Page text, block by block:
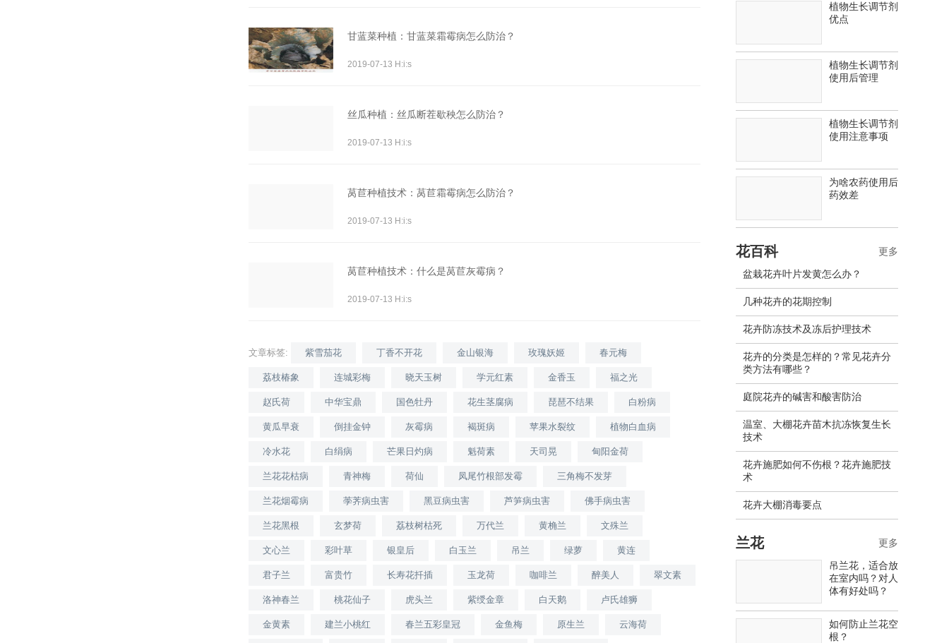
甘蓝菜种植：甘蓝菜霜霉病怎么防治？
2019-07-13 H:i:s
丝瓜种植：丝瓜断茬歇秧怎么防治？
2019-07-13 H:i:s
莴苣种植技术：莴苣霜霉病怎么防治？
2019-07-13 H:i:s
莴苣种植技术：什么是莴苣灰霉病？
2019-07-13 H:i:s
文章标签: 紫雪茄花 丁香不开花 金山银海 玫瑰妖姬 春元梅
荔枝椿象 连城彩梅 晓天玉树 学元红素 金香玉 福之光
赵氏荷 中华宝鼎 国色牡丹 花生茎腐病 琵琶不结果 白粉病
黄瓜早衰 倒挂金钟 灰霉病 褐斑病 苹果水裂纹 植物白血病
冷水花 白绢病 芒果日灼病 魁荷素 天司晃 甸阳金荷
兰花花枯病 青神梅 荷仙 凤尾竹根部发霉 三角梅不发芽
兰花烟霉病 荸荠病虫害 黑豆病虫害 芦笋病虫害 佛手病虫害
兰花黑根 玄梦荷 荔枝树枯死 万代兰 黄桷兰 文殊兰
文心兰 彩叶草 银皇后 白玉兰 吊兰 绿萝 黄连
君子兰 富贵竹 长寿花扦插 玉龙荷 咖啡兰 醉美人 翠文素
洛神春兰 桃花仙子 虎头兰 紫绶金章 白天鹅 卢氏雄狮
金黄素 建兰小桃红 春兰五彩皇冠 金鱼梅 原生兰 云海荷
植物生长调节剂
优点
植物生长调节剂
使用后管理
植物生长调节剂
使用注意事项
为啥农药使用后
药效差
花百科
盆栽花卉叶片发黄怎么办？
几种花卉的花期控制
花卉防冻技术及冻后护理技术
花卉的分类是怎样的？常见花卉分
类方法有哪些？
庭院花卉的碱害和酸害防治
温室、大棚花卉苗木抗冻恢复生长
技术
花卉施肥如何不伤根？花卉施肥技
术
花卉大棚消毒要点
更多
兰花
吊兰花，适合放
在室内吗？对人
体有好处吗？
如何防止兰花空
根？
更多